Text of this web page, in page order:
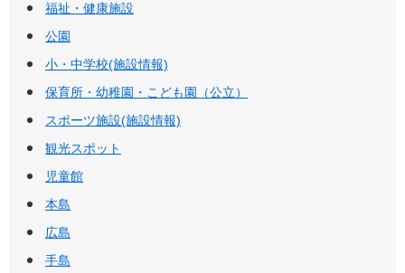
福祉・健康施設
公園
小・中学校(施設情報)
保育所・幼稚園・こども園（公立）
スポーツ施設(施設情報)
観光スポット
児童館
本島
広島
手島